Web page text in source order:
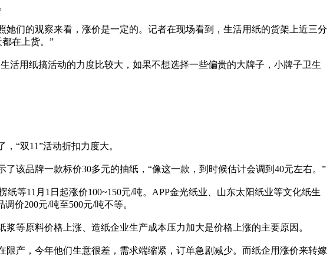
们的观察来看，涨价是一定的。记者在现场看到，生活用纸的货架上近三分
在上货。”
用纸搞活动的力度比较大，如果不想选择一些偏贵的大牌子，小牌子卫生
“双11”活动折扣力度大。
该品牌一款标价30多元的抽纸，“像这一款，到时候估计会调到40元左右。”
11月1日起涨价100~150元/吨。APP金光纸业、山东太阳纸业等文化纸生
价200元/吨至500元/吨不等。
原料价格上涨、造纸企业生产成本压力加大是价格上涨的主要原因。
产，今年他们生意很差，需求端缩紧，订单急剧减少。而纸企用涨价来转嫁